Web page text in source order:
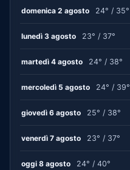
domenica 2 agosto 24° / 35°
lunedì 3 agosto 23° / 37°
martedì 4 agosto 24° / 38°
mercoledì 5 agosto 24° / 39°
giovedì 6 agosto 25° / 38°
venerdì 7 agosto 23° / 37°
oggi 8 agosto 24° / 40°